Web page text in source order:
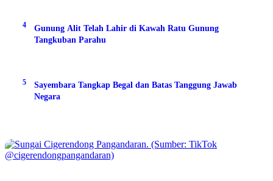
4
Gunung Alit Telah Lahir di Kawah Ratu Gunung
Tangkuban Parahu
5
Sayembara Tangkap Begal dan Batas Tanggung Jawab
Negara